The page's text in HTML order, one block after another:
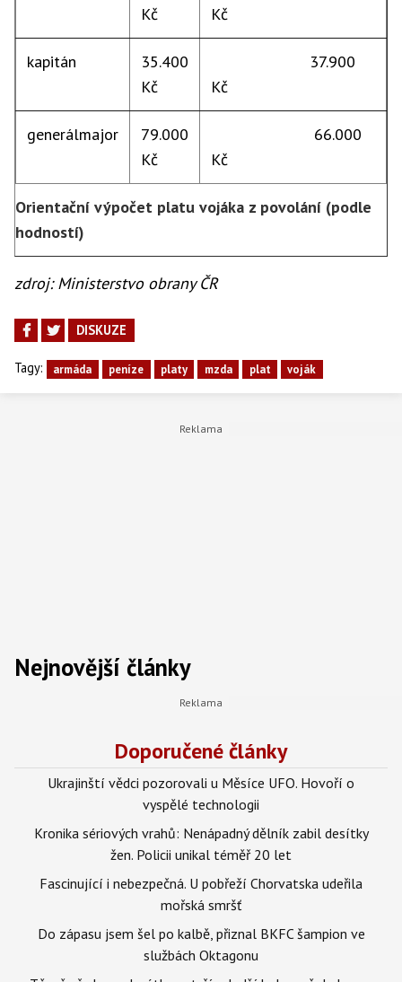
Orientační výpočet platu vojáka z povolání (podle
hodností)
Kč
Kč
kapitán
35.400
Kč
37.900
Kč
generálmajor
79.000
Kč
66.000
Kč
zdroj: Ministerstvo obrany ČR
DISKUZE
Tagy: armáda peníze platy mzda plat voják
Nejnovější články
Doporučené články
Ukrajinští vědci pozorovali u Měsíce UFO. Hovoří o
vyspělé technologii
Kronika sériových vrahů: Nenápadný dělník zabil desítky
žen. Policii unikal téměř 20 let
Fascinující i nebezpečná. U pobřeží Chorvatska udeřila
mořská smršť
Do zápasu jsem šel po kalbě, přiznal BKFC šampion ve
službách Oktagonu